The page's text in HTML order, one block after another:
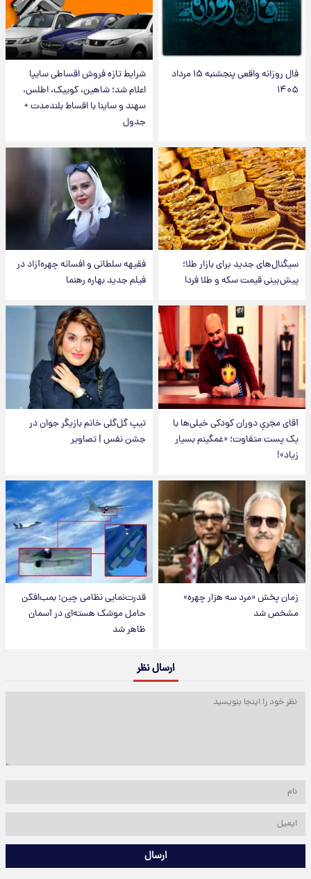
فال روزانه واقعی پنجشنبه ۱۵ مرداد
۱۴۰۵
شرایط تازه فروش اقساطی سایپا
اعلام شد؛ شاهین، کوییک، اطلس،
سهند و ساینا با اقساط بلندمدت +
جدول
سیگنال‌های جدید برای بازار طلا؛
پیش‌بینی قیمت سکه و طلا فردا
فقیهه سلطانی و افسانه چهره‌آزاد در
فیلم جدید بهاره رهنما
آقای مجریِ دوران کودکی خیلی‌ها با
یک پست متفاوت؛ «غمگینم بسیار
زیاد»!
تیپ گل‌گلی خانم بازیگر جوان در
جشن نفس | تصاویر
زمان پخش «مرد سه هزار چهره»
مشخص شد
قدرت‌نمایی نظامی چین؛ بمب‌افکن
حامل موشک هسته‌ای در آسمان
ظاهر شد
ارسال نظر
ارسال